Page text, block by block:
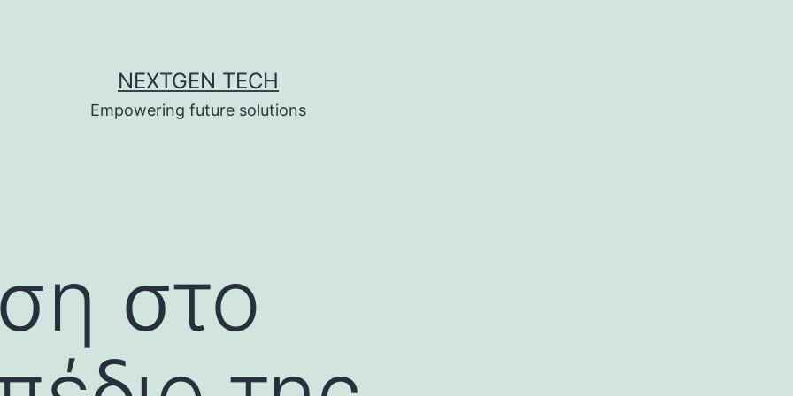
NEXTGEN TECH
Empowering future solutions
στο